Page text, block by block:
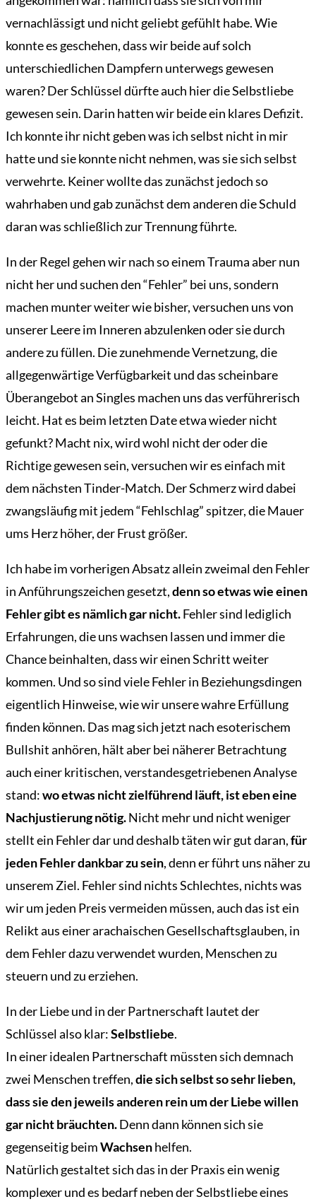
Übersicht
Bücher
Archiv
Reisen
Literarisches
vernachlässigt und nicht geliebt gefühlt habe. Wie
konnte es geschehen, dass wir beide auf solch
unterschiedlichen Dampfern unterwegs gewesen
waren? Der Schlüssel dürfte auch hier die Selbstliebe
gewesen sein. Darin hatten wir beide ein klares Defizit.
Ich konnte ihr nicht geben was ich selbst nicht in mir
hatte und sie konnte nicht nehmen, was sie sich selbst
verwehrte. Keiner wollte das zunächst jedoch so
wahrhaben und gab zunächst dem anderen die Schuld
daran was schließlich zur Trennung führte.
In der Regel gehen wir nach so einem Trauma aber nun
nicht her und suchen den “Fehler” bei uns, sondern
machen munter weiter wie bisher, versuchen uns von
unserer Leere im Inneren abzulenken oder sie durch
andere zu füllen. Die zunehmende Vernetzung, die
allgegenwärtige Verfügbarkeit und das scheinbare
Überangebot an Singles machen uns das verführerisch
leicht. Hat es beim letzten Date etwa wieder nicht
gefunkt? Macht nix, wird wohl nicht der oder die
Richtige gewesen sein, versuchen wir es einfach mit
dem nächsten Tinder-Match. Der Schmerz wird dabei
zwangsläufig mit jedem “Fehlschlag” spitzer, die Mauer
ums Herz höher, der Frust größer.
Ich habe im vorherigen Absatz allein zweimal den Fehler
in Anführungszeichen gesetzt,denn so etwas wie einen
Fehler gibt es nämlich gar nicht.Fehler sind lediglich
Erfahrungen, die uns wachsen lassen und immer die
Chance beinhalten, dass wir einen Schritt weiter
kommen. Und so sind viele Fehler in Beziehungsdingen
eigentlich Hinweise, wie wir unsere wahre Erfüllung
finden können. Das mag sich jetzt nach esoterischem
Bullshit anhören, hält aber bei näherer Betrachtung
auch einer kritischen, verstandesgetriebenen Analyse
stand:wo etwas nicht zielführend läuft, ist eben eine
Nachjustierung nötig.Nicht mehr und nicht weniger
stellt ein Fehler dar und deshalb täten wir gut daran,für
jeden Fehler dankbar zu sein, denn er führt uns näher zu
unserem Ziel. Fehler sind nichts Schlechtes, nichts was
wir um jeden Preis vermeiden müssen, auch das ist ein
Relikt aus einer arachaischen Gesellschaftsglauben, in
dem Fehler dazu verwendet wurden, Menschen zu
steuern und zu erziehen.
In der Liebe und in der Partnerschaft lautet der
Schlüssel also klar:Selbstliebe.
In einer idealen Partnerschaft müssten sich demnach
zwei Menschen treffen,die sich selbst so sehr lieben,
dass sie den jeweils anderen rein um der Liebe willen
gar nicht bräuchten.Denn dann können sich sie
gegenseitig beimWachsenhelfen.
Natürlich gestaltet sich das in der Praxis ein wenig
komplexer und es bedarf neben der Selbstliebe eines